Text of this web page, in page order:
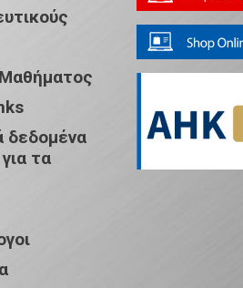
δεδομένα
τα